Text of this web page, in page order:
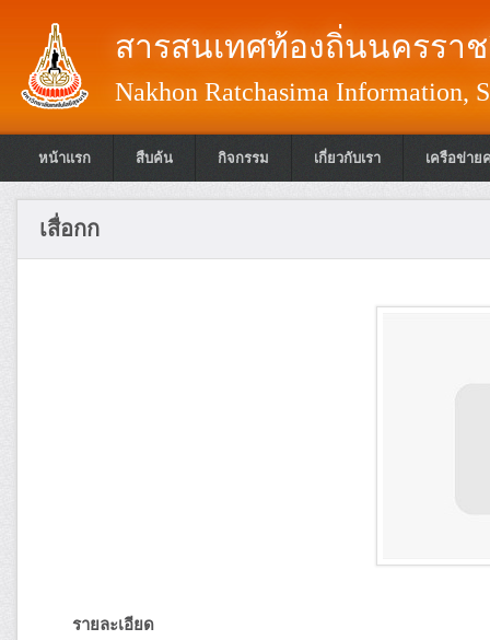
สารสนเทศท้องถิ่นนครรา
Nakhon Ratchasima Information,
หน้าแรก สืบค้น กิจกรรม เกี่ยวกับเรา เครือข่าย
เสื่อกก
รายละเอียด